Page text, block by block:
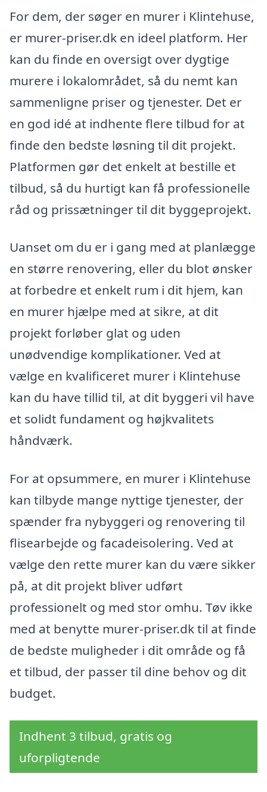
For dem, der søger en murer i Klintehuse,
er murer-priser.dk en ideel platform. Her
kan du finde en oversigt over dygtige
murere i lokalområdet, så du nemt kan
sammenligne priser og tjenester. Det er
en god idé at indhente flere tilbud for at
finde den bedste løsning til dit projekt.
Platformen gør det enkelt at bestille et
tilbud, så du hurtigt kan få professionelle
råd og prissætninger til dit byggeprojekt.
Uanset om du er i gang med at planlægge
en større renovering, eller du blot ønsker
at forbedre et enkelt rum i dit hjem, kan
en murer hjælpe med at sikre, at dit
projekt forløber glat og uden
unødvendige komplikationer. Ved at
vælge en kvalificeret murer i Klintehuse
kan du have tillid til, at dit byggeri vil have
et solidt fundament og højkvalitets
håndværk.
For at opsummere, en murer i Klintehuse
kan tilbyde mange nyttige tjenester, der
spænder fra nybyggeri og renovering til
flisearbejde og facadeisolering. Ved at
vælge den rette murer kan du være sikker
på, at dit projekt bliver udført
professionelt og med stor omhu. Tøv ikke
med at benytte murer-priser.dk til at finde
de bedste muligheder i dit område og få
et tilbud, der passer til dine behov og dit
budget.
Indhent 3 tilbud, gratis og
uforpligtende